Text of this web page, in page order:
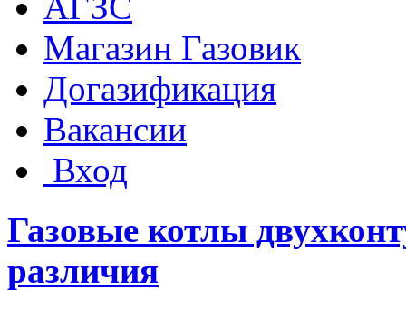
Магазин Газовик
Догазификация
Вакансии
Вход
Газовые котлы
различия